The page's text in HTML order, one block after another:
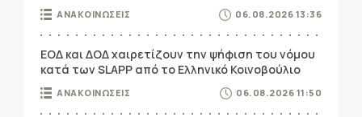
ΑΝΑΚΟΙΝΩΣΕΙΣ 06.08.2026 13:36
ΕΟΔ και ΔΟΔ χαιρετίζουν την ψήφιση του νόμου
κατά των SLAPP από το Ελληνικό Κοινοβούλιο
ΑΝΑΚΟΙΝΩΣΕΙΣ 06.08.2026 11:50